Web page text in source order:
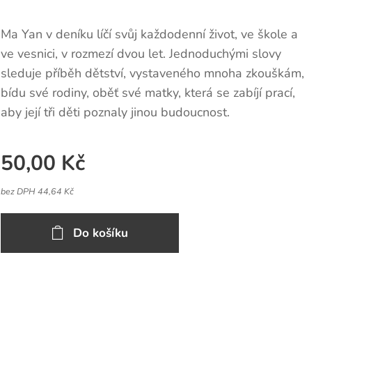
Ma Yan v deníku líčí svůj každodenní život, ve škole a
ve vesnici, v rozmezí dvou let. Jednoduchými slovy
sleduje příběh dětství, vystaveného mnoha zkouškám,
bídu své rodiny, oběť své matky, která se zabíjí prací,
aby její tři děti poznaly jinou budoucnost.
50,00 Kč
bez DPH 44,64 Kč
Do košíku